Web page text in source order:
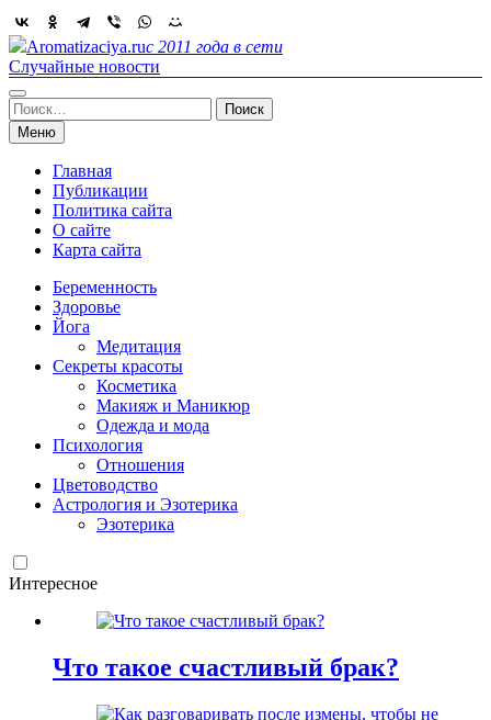
Skip
to
content
Aromatizaciya.ruс 2011 года в сети
Случайные новости
Найти:
Меню
Главная
Публикации
Политика сайта
О сайте
Карта сайта
Беременность
Здоровье
Йога
Медитация
Секреты красоты
Косметика
Макияж и Маникюр
Одежда и мода
Психология
Отношения
Цветоводство
Астрология и Эзотерика
Эзотерика
Интересное
Что такое счастливый брак?